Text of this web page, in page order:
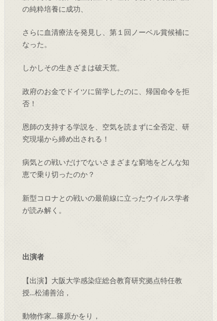
の純粋培養に成功、
さらに血清療法を発見し、第１回ノーベル賞候補に
なった。
しかしその生きざまは破天荒。
政府のお金でドイツに留学したのに、帰国命令を拒
否！
恩師の支持する学説を、空気を読まずに全否定、研
究現場から締め出される！
病気との戦いだけでないさまざまな窮地をどんな知
恵で乗り切ったのか？
新型コロナとの戦いの最前線に立ったウイルス学者
が読み解く。
出演者
【出演】大阪大学感染症総合教育研究拠点特任教
授…松浦善治，
動物作家…篠原かをり，